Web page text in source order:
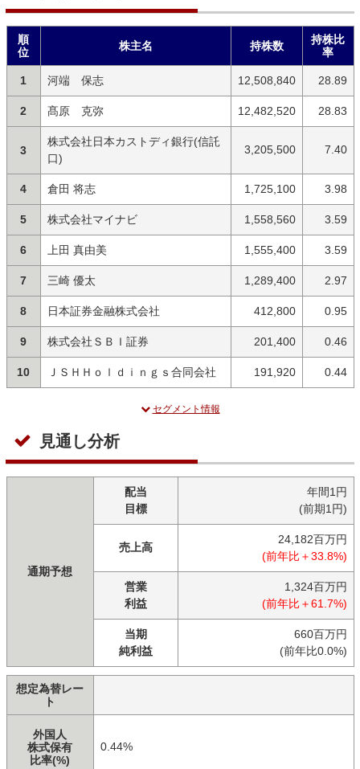
順
位
株主名 持株数
持株比
率
1 河端 保志 12,508,840 28.89
2 髙原 克弥 12,482,520 28.83
3
株式会社日本カストディ銀行(信託
口)
3,205,500 7.40
4 倉田 将志 1,725,100 3.98
5 株式会社マイナビ 1,558,560 3.59
6 上田 真由美 1,555,400 3.59
7 三崎 優太 1,289,400 2.97
8 日本証券金融株式会社 412,800 0.95
9 株式会社ＳＢＩ証券 201,400 0.46
10 ＪＳＨＨｏｌｄｉｎｇｓ合同会社 191,920 0.44
セグメント情報
見通し分析
通期予想
配当
目標
年間1円
(前期1円)
売上高
24,182百万円
(前年比＋33.8%)
営業
利益
1,324百万円
(前年比＋61.7%)
当期
純利益
660百万円
(前年比0.0%)
想定為替レー
ト
外国人
株式保有
比率(%)
0.44%